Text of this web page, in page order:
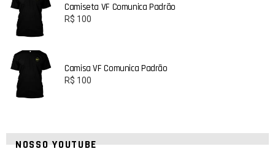
Camiseta VF Comunica Padrão
R$ 100
Camisa VF Comunica Padrão
R$ 100
NOSSO YOUTUBE